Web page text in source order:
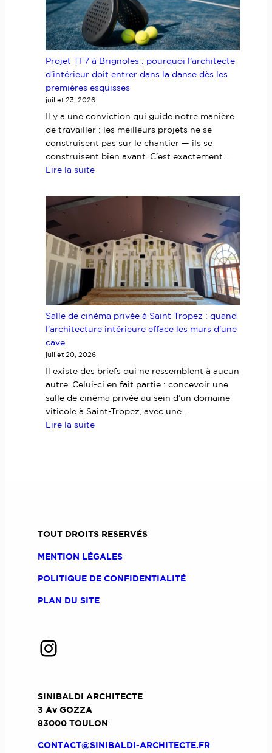
des
bureaux
à
la
hauteur
d’un
savoir-
faire
d’exception
Projet TF7 à Brignoles : pourquoi l’architecte
d’intérieur doit entrer dans la danse dès les
premières esquisses
juillet 23, 2026
Il y a une conviction qui guide notre manière
de travailler : les meilleurs projets ne se
construisent pas sur le chantier — ils se
construisent bien avant. C’est exactement…
Lire la suite:
TF7
Brignoles
pourquoi
l’architecte
d’intérieur
doit
entrer
dans
la
dès
les
premières
esquisses
Salle de cinéma privée à Saint-Tropez : quand
l’architecture intérieure efface les murs d’une
cave
juillet 20, 2026
Il existe des briefs qui ne ressemblent à aucun
autre. Celui-ci en fait partie : concevoir une
salle de cinéma privée au sein d’un domaine
viticole à Saint-Tropez, avec une…
Lire la suite:
:
l’architecture
efface
les
TOUT DROITS RESERVÉS
MENTION LÉGALES
POLITIQUE DE CONFIDENTIALITÉ
PLAN DU SITE
Instagram
SINIBALDI ARCHITECTE
3 Av GOZZA
83000 TOULON
CONTACT@SINIBALDI-ARCHITECTE.FR